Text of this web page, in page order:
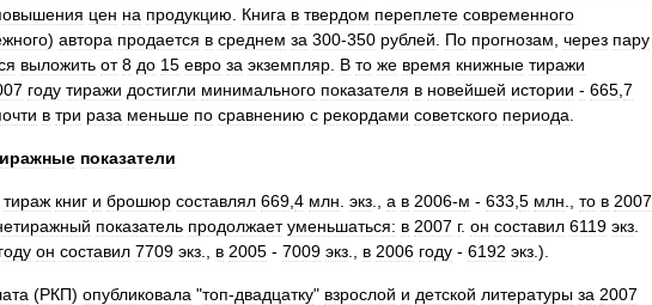
цен на продукцию Книга в твердом переплете современного
) автора продается в среднем за 300‑350 рублей По прогнозам через пару
выложить от 8 до 15 евро за экземпляр В то же время книжные тиражи
году тиражи достигли минимального показателя в новейшей истории ‑ 665 7
в три раза меньше по сравнению с рекордами советского периода
показатели
тираж книг и брошюр составлял 669 4 млн экз а в 2006‑м - 633 5 млн то в 2007
показатель продолжает уменьшаться: в 2007 г. он составил 6119 экз
году он составил 7709 экз в 2005 - 7009 экз в 2006 году - 6192 экз .).
(РКП) опубликовала "топ‑двадцатку" взрослой и детской литературы за 2007